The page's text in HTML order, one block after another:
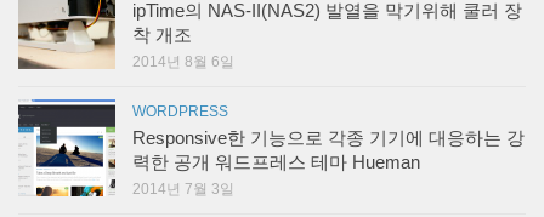
ipTime의 NAS-II(NAS2) 발열을 막기위해 쿨러 장
착 개조
2014년 8월 6일
WORDPRESS
Responsive한 기능으로 각종 기기에 대응하는 강
력한 공개 워드프레스 테마 Hueman
2014년 7월 3일